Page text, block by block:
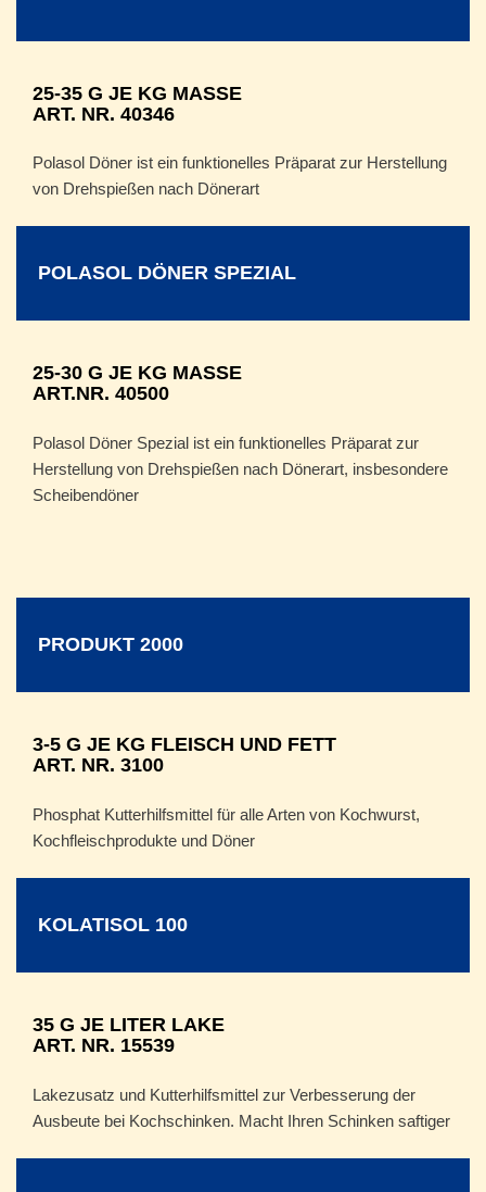
25-35 G JE KG MASSE
ART. NR. 40346
Polasol Döner ist ein funktionelles Präparat zur Herstellung
von Drehspießen nach Dönerart
POLASOL DÖNER SPEZIAL
25-30 G JE KG MASSE
ART.NR. 40500
Polasol Döner Spezial ist ein funktionelles Präparat zur
Herstellung von Drehspießen nach Dönerart, insbesondere
Scheibendöner
PRODUKT 2000
3-5 G JE KG FLEISCH UND FETT
ART. NR. 3100
Phosphat Kutterhilfsmittel für alle Arten von Kochwurst,
Kochfleischprodukte und Döner
KOLATISOL 100
35 G JE LITER LAKE
ART. NR. 15539
Lakezusatz und Kutterhilfsmittel zur Verbesserung der
Ausbeute bei Kochschinken. Macht Ihren Schinken saftiger